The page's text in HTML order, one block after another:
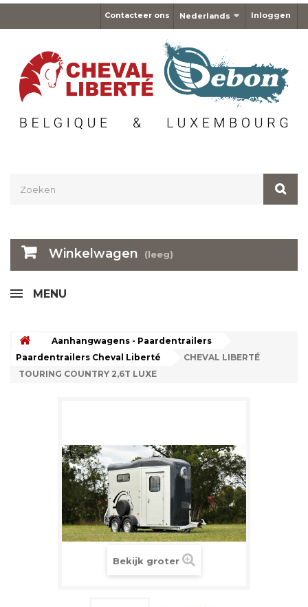
Inloggen
Nederlands
Contacteer ons
Winkelwagen (leeg)
MENU
Aanhangwagens - Paardentrailers
Paardentrailers Cheval Liberté
CHEVAL LIBERTÉ
TOURING COUNTRY 2,6T LUXE
Bekijk groter